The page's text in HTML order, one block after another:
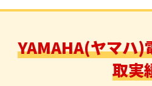
YAMAHA(ヤマハ)
取実